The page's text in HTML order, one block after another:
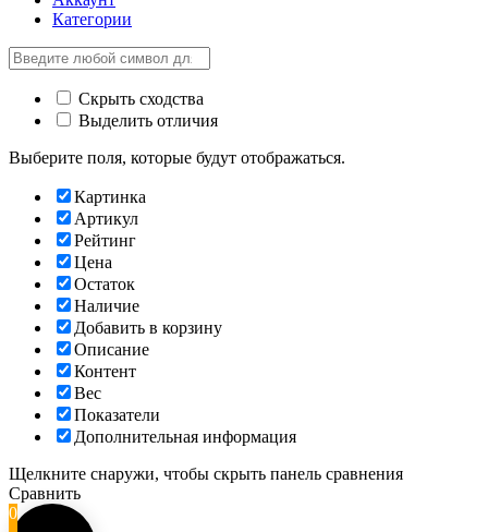
Категории
Скрыть сходства
Выделить отличия
Выберите поля, которые будут отображаться.
Картинка
Артикул
Рейтинг
Цена
Остаток
Наличие
Добавить в корзину
Описание
Контент
Вес
Показатели
Дополнительная информация
Щелкните снаружи, чтобы скрыть панель сравнения
Сравнить
0